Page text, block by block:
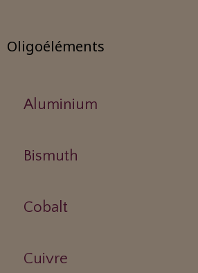
Oligoéléments
Aluminium
Bismuth
Cobalt
Cuivre